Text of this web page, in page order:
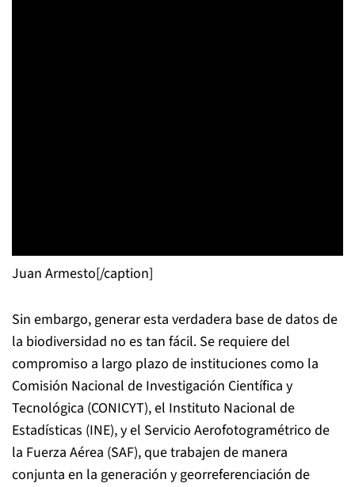
Juan Armesto[/caption]
Sin embargo, generar esta verdadera base de datos de
la biodiversidad no es tan fácil. Se requiere del
compromiso a largo plazo de instituciones como la
Comisión Nacional de Investigación Científica y
Tecnológica (CONICYT), el Instituto Nacional de
Estadísticas (INE), y el Servicio Aerofotogramétrico de
la Fuerza Aérea (SAF), que trabajen de manera
conjunta en la generación y georreferenciación de